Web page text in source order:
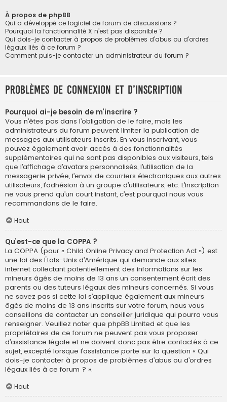
À propos de phpBB
Qui a développé ce logiciel de forum de discussions ?
Pourquoi la fonctionnalité X n’est pas disponible ?
Qui dois-je contacter à propos de problèmes d’abus ou d’ordres
légaux liés à ce forum ?
Comment puis-je contacter un administrateur du forum ?
Problèmes de connexion et d’inscription
Pourquoi ai-je besoin de m’inscrire ?
Vous n’êtes pas dans l’obligation de le faire, mais les
administrateurs du forum peuvent limiter la publication de
messages aux utilisateurs inscrits. En vous inscrivant, vous
pouvez également avoir accès à des fonctionnalités
supplémentaires qui ne sont pas disponibles aux visiteurs, tels
que l’affichage d’avatars personnalisés, l’utilisation de la
messagerie privée, l’envoi de courriers électroniques aux autres
utilisateurs, l’adhésion à un groupe d’utilisateurs, etc. L’inscription
ne vous prend qu’un court instant, c’est pourquoi nous vous
recommandons de le faire.
Haut
Qu’est-ce que la COPPA ?
La COPPA (pour « Child Online Privacy and Protection Act ») est
une loi des États-Unis d’Amérique qui demande aux sites
internet collectant potentiellement des informations sur les
mineurs âgés de moins de 13 ans un consentement écrit des
parents ou des tuteurs légaux des mineurs concernés. Si vous
ne savez pas si cette loi s’applique également aux mineurs
âgés de moins de 13 ans inscrits sur votre forum, nous vous
conseillons de contacter un conseiller juridique qui pourra vous
renseigner. Veuillez noter que phpBB Limited et que les
propriétaires de ce forum ne peuvent pas vous proposer
d’assistance légale et ne doivent donc pas être contactés à ce
sujet, excepté lorsque l’assistance porte sur la question « Qui
dois-je contacter à propos de problèmes d’abus ou d’ordres
légaux liés à ce forum ? ».
Haut